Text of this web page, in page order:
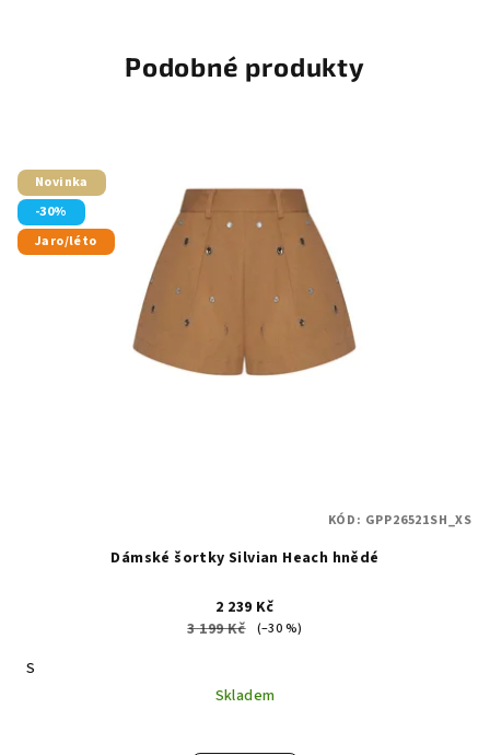
Podobné produkty
Novinka
-30%
Jaro/léto
Dámské šortky Silvian Heach hnědé
2 239 Kč
3 199 Kč
(–30 %)
S
Skladem
KÓD: GPP26521SH_XS